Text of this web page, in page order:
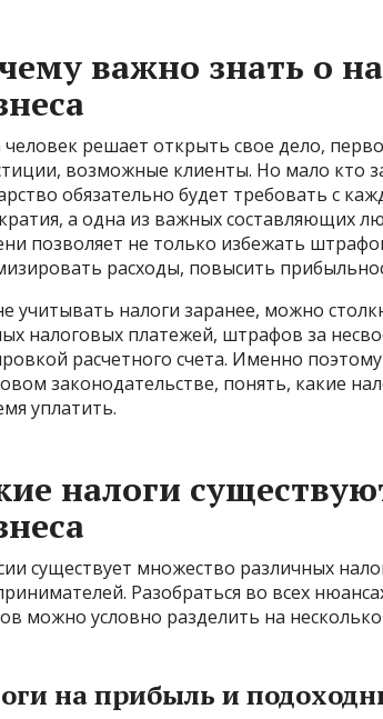
важно знать о
человек решает открыть свое дело,
возможные клиенты. Но мало кто
обязательно будет требовать с
а одна из важных составляющих
позволяет не только избежать
расходы, повысить
учитывать налоги заранее, можно
налоговых платежей, штрафов за
расчетного счета. Именно
законодательстве, понять, какие
уплатить.
налоги
существует множество различных
Разобраться во всех
можно условно разделить на несколько
на прибыль и